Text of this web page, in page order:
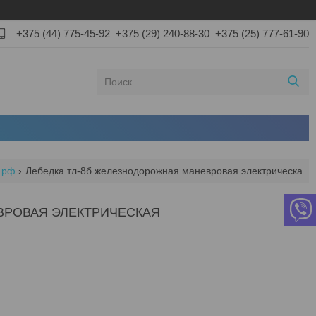
+375 (44) 775-45-92 +375 (29) 240-88-30 +375 (25) 777-61-90
рф Лебедка тл-8б железнодорожная маневровая электрическая
ЭЛЕКТРИЧЕСКАЯ